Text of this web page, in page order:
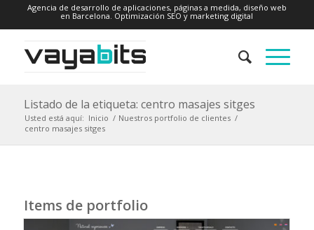
Agencia de desarrollo de aplicaciones, páginas a medida, diseño web
en Barcelona. Optimización SEO y marketing digital
Listado de la etiqueta: centro masajes sitges
Usted está aquí: Inicio / Nuestros portfolio de clientes /
centro masajes sitges
Items de portfolio